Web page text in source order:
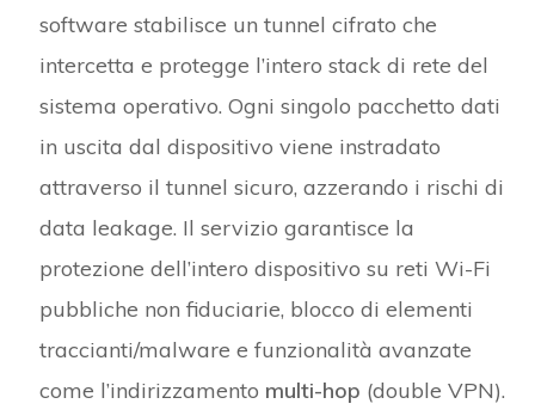
software stabilisce un tunnel cifrato che
intercetta e protegge l’intero stack di rete del
sistema operativo. Ogni singolo pacchetto dati
in uscita dal dispositivo viene instradato
attraverso il tunnel sicuro, azzerando i rischi di
data leakage. Il servizio garantisce la
protezione dell’intero dispositivo su reti Wi-Fi
pubbliche non fiduciarie, blocco di elementi
traccianti/malware e funzionalità avanzate
come l’indirizzamento multi-hop (double VPN).